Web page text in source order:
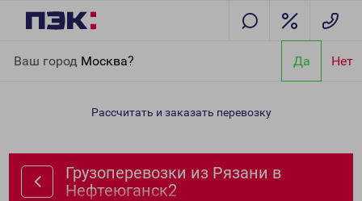
Ваш город Москва? Да Нет
Нефтеюганск2
Рассчитать и заказать перевозку
Грузоперевозки из Рязани в
Нефтеюганск2